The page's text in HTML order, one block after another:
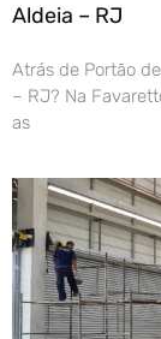
Aldeia – RJ
Atrás de Portão
– RJ? Na
as